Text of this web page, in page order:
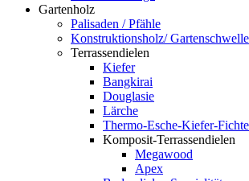
Gartenholz
Palisaden / Pfähle
Konstruktionsholz/
Terrassendielen
Kiefer
Bangkirai
Douglasie
Lärche
Thermo-Esche-Kiefer-Fichte
Komposit-Terrassendielen
Megawood
Apex